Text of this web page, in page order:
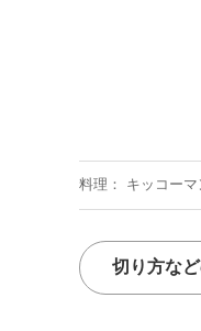
料理 キッコーマ
切り方な